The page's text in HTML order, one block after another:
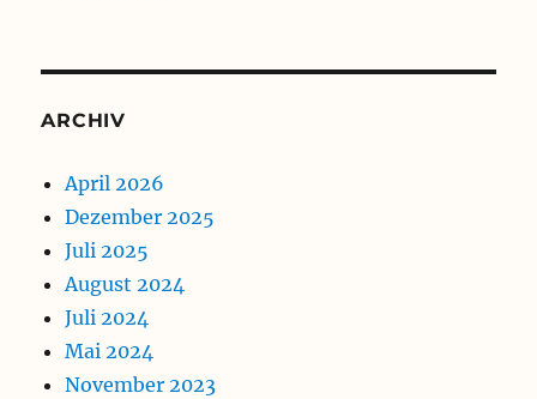
ARCHIV
April 2026
Dezember 2025
Juli 2025
August 2024
Juli 2024
Mai 2024
November 2023